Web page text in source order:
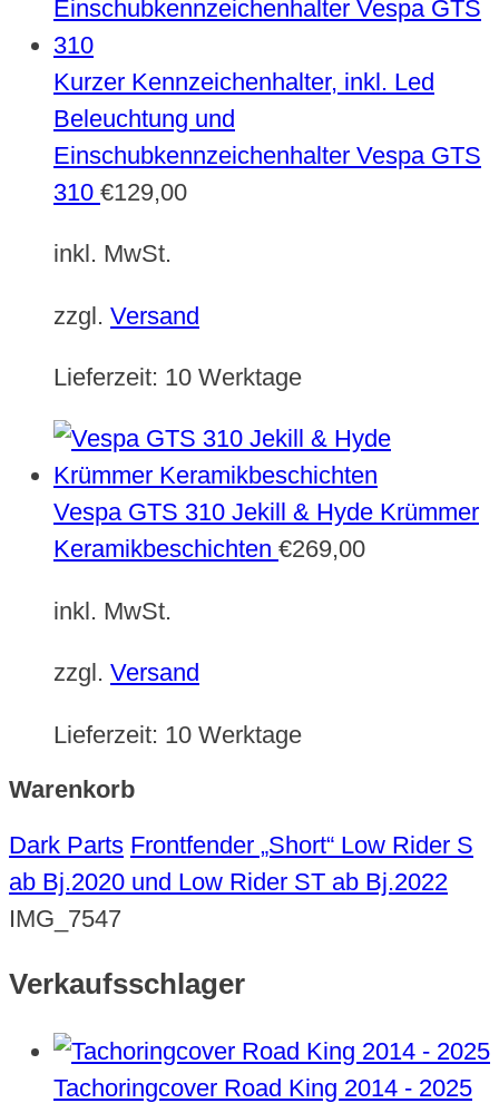
Kurzer Kennzeichenhalter, inkl. Led
Beleuchtung und
Einschubkennzeichenhalter Vespa GTS
310 €129,00
inkl. MwSt.
zzgl. Versand
Lieferzeit: 10 Werktage
Vespa GTS 310 Jekill & Hyde Krümmer
Keramikbeschichten €269,00
inkl. MwSt.
zzgl. Versand
Lieferzeit: 10 Werktage
Warenkorb
Dark Parts Frontfender „Short“ Low Rider S
ab Bj.2020 und Low Rider ST ab Bj.2022
IMG_7547
Verkaufsschlager
Tachoringcover Road King 2014 - 2025